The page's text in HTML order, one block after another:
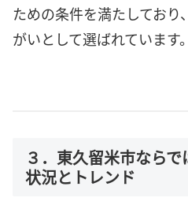
ための条件を満たしており
がいとして選ばれています。
３．東久留米市なら
状況とトレンド